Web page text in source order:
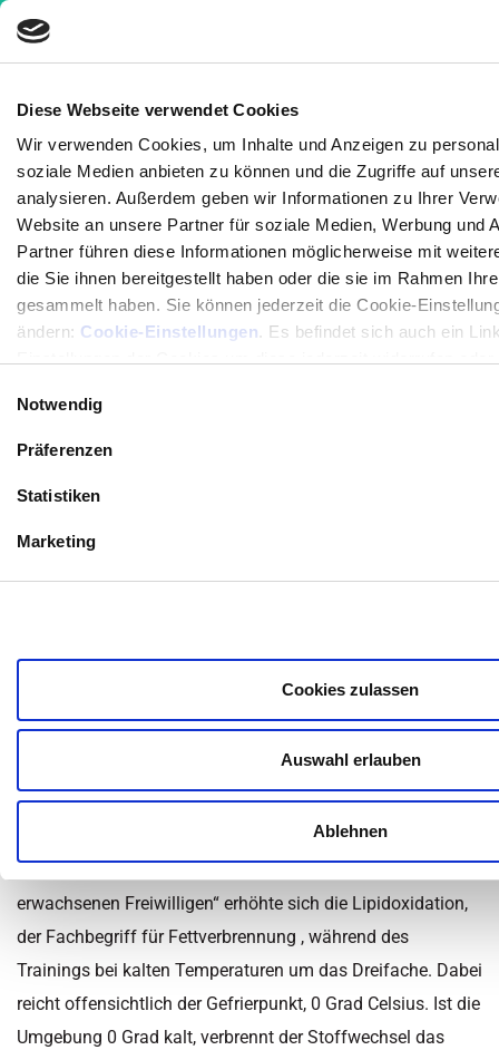
Diese Webseite verwendet Cookies
Wir verwenden Cookies, um Inhalte und Anzeigen zu
soziale Medien anbieten zu können und die Zugriffe auf
analysieren. Außerdem geben wir Informationen zu Ihrer
Website an unsere Partner für soziale Medien, Werbung und
Partner führen diese Informationen möglicherweise mit
die Sie ihnen bereitgestellt haben oder die sie im Rahmen
gesammelt haben. Sie können jederzeit die Cookie-
ändern: Cookie-Einstellungen. Es befindet sich auch ein
Notwendig
Präferenzen
Statistiken
Marketing
Cookies zulassen
Auswahl erlauben
Ablehnen
Nachrichten
Mit Sport in der Kälte unerwünschte
Pölsterchen verbrennen
Mit Sport in der Kälte
unerwünschte Pölsterchen
verbrennen
5 Minuten
Inhaltsüberblick
Nachrichten,News - Gesundheit,Ratgeber,Therapieformen,
Zuletzt aktualisiert am 28. November 2022 um 13:57
Hochintensives
Intervalltraining bei 0 Grad
In einer Studie mit 11 „mäßig gesunden, übergewichtigen
erwachsenen Freiwilligen“ erhöhte sich die Lipidoxidation,
der Fachbegriff für Fettverbrennung , während des
Trainings bei kalten Temperaturen um das Dreifache. Dabei
reicht offensichtlich der Gefrierpunkt, 0 Grad Celsius. Ist die
Umgebung 0 Grad kalt, verbrennt der Stoffwechsel das